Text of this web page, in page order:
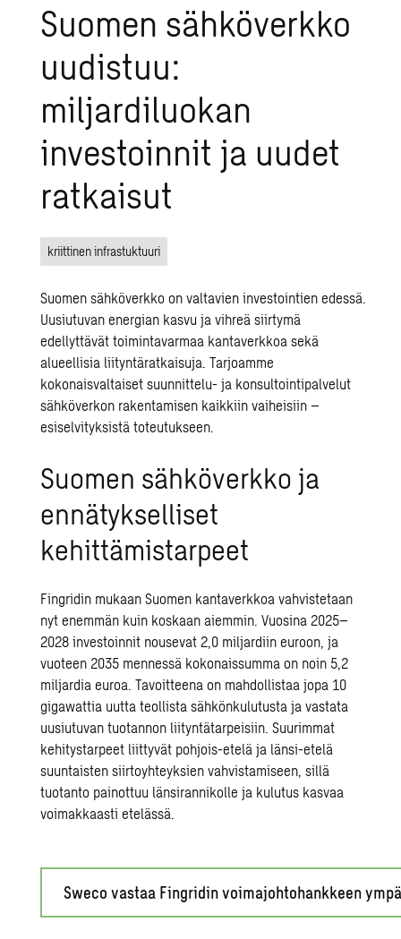
Suomen sähköverkko
uudistuu:
miljardiluokan
investoinnit ja uudet
ratkaisut
kriittinen infrastuktuuri
Suomen sähköverkko on valtavien investointien edessä.
Uusiutuvan energian kasvu ja vihreä siirtymä
edellyttävät toimintavarmaa kantaverkkoa sekä
alueellisia liityntäratkaisuja. Tarjoamme
kokonaisvaltaisetsuunnittelu- ja konsultointipalvelut
sähköverkon rakentamisen kaikkiin vaiheisiin –
esiselvityksistä toteutukseen.
Suomen sähköverkko ja
ennätykselliset
kehittämistarpeet
Fingridin mukaan Suomen kantaverkkoa vahvistetaan
nyt enemmän kuin koskaan aiemmin. Vuosina 2025–
2028 investoinnit nousevat 2,0 miljardiin euroon, ja
vuoteen 2035 mennessä kokonaissumma on noin 5,2
miljardia euroa. Tavoitteena on mahdollistaa jopa 10
gigawattia uutta teollista sähkönkulutusta ja vastata
uusiutuvan tuotannon liityntätarpeisiin. Suurimmat
kehitystarpeet liittyvät pohjois-etelä ja länsi-etelä
suuntaisten siirtoyhteyksien vahvistamiseen, sillä
tuotanto painottuu länsirannikolle ja kulutus kasvaa
voimakkaasti etelässä.
Sweco vastaa Fingridin voimajohtohankkeen